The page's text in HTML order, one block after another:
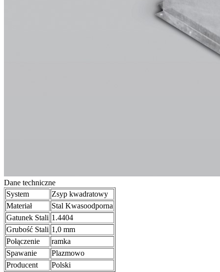
Dane techniczne
System
Zsyp kwadratowy
Materiał
Stal Kwasoodporna
Gatunek Stali 1.4404
Grubość Stali 1,0 mm
Połączenie
ramka
Spawanie
Plazmowo
Producent
Polski